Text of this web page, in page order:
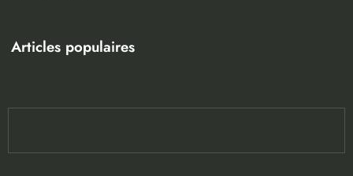
Articles populaires